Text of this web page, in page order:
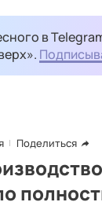
в
Поделиться